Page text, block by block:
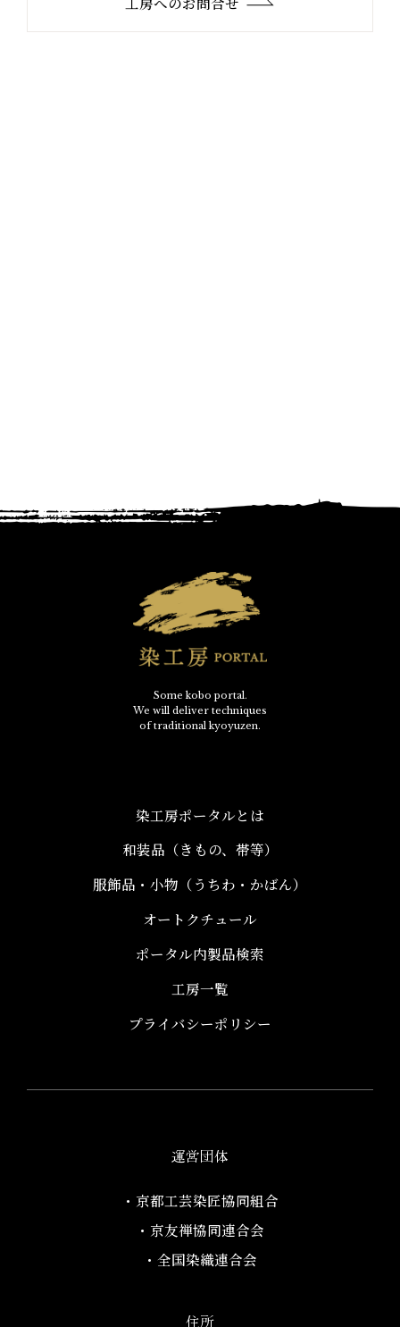
Some kobo portal.
We will deliver techniques
of traditional kyoyuzen.
染工房ポータルとは
和装品（きもの、帯等）​
服飾品・小物​（うちわ・かばん）
オートクチュール
ポータル内製品検索
工房一覧
プライバシーポリシー
運営団体
・京都工芸染匠協同組合​
・京友禅協同連合会
・全国染織連合会
住所